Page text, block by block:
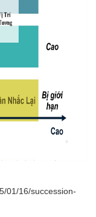
01/16/succession-